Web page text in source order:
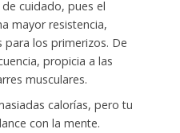
cuidado, pues el
mayor resistencia,
los primerizos. De
propicia a las
musculares.
calorías, pero tu
con la mente.